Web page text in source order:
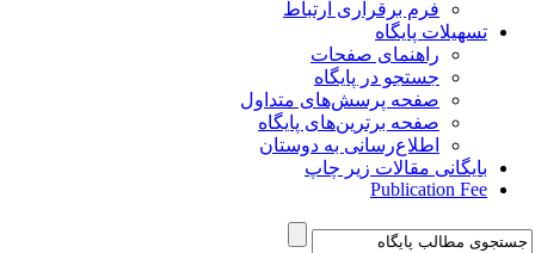
فرم برقراری ارتباط
تسهیلات پایگاه
راهنمای صفحات
جستجو در پایگاه
صفحه پرسش‌های متداول
صفحه برترین‌های پایگاه
اطلاع‌رسانی به دوستان
بایگانی مقالات زیر چاپ
Publication Fee